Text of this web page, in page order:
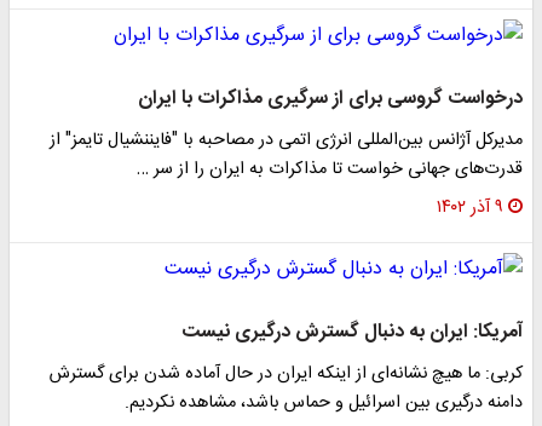
درخواست گروسی برای از سرگیری مذاکرات با ایران
مدیرکل آژانس بین‌المللی انرژی اتمی در مصاحبه با "فایننشیال تایمز" از
قدرت‌های جهانی خواست تا مذاکرات به ایران را از سر …
۹ آذر ۱۴۰۲
آمریکا: ایران به دنبال گسترش درگیری نیست
کربی: ما هیچ نشانه‌ای از اینکه ایران در حال آماده شدن برای گسترش
دامنه درگیری بین اسرائیل و حماس باشد، مشاهده نکردیم.